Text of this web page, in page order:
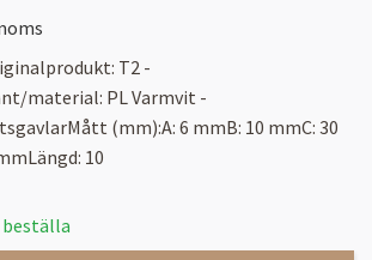
T2 -
material: PL Varmvit -
(mm):A: 6 mmB: 10 mmC: 30
10